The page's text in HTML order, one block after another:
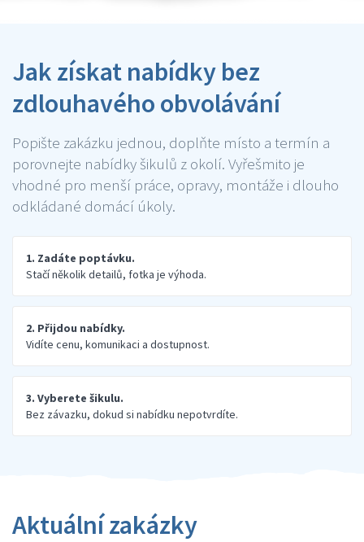
Jak získat nabídky bez
zdlouhavého obvolávání
Popište zakázku jednou, doplňte místo a termín a
porovnejte nabídky šikulů z okolí. Vyřešmito je
vhodné pro menší práce, opravy, montáže i dlouho
odkládané domácí úkoly.
1. Zadáte poptávku.
Stačí několik detailů, fotka je výhoda.
2. Přijdou nabídky.
Vidíte cenu, komunikaci a dostupnost.
3. Vyberete šikulu.
Bez závazku, dokud si nabídku nepotvrdíte.
Aktuální zakázky